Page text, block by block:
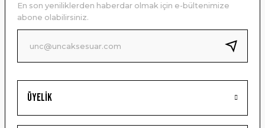
Ürün bilgilerinde hatalar bulunuyor.
Ürün fiyatı diğer sitelerden daha pahalı.
Bu ürüne benzer farklı alternatifler olmalı.
Gönder
Üyelik
En son yeniliklerden haberdar olmak için e-bültenimize
abone olabilirsiniz.